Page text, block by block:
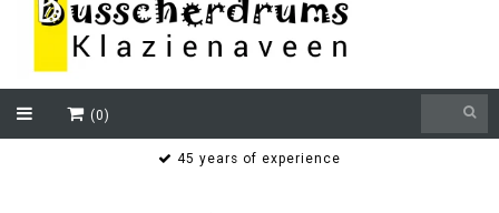
(0)
45 years of experience